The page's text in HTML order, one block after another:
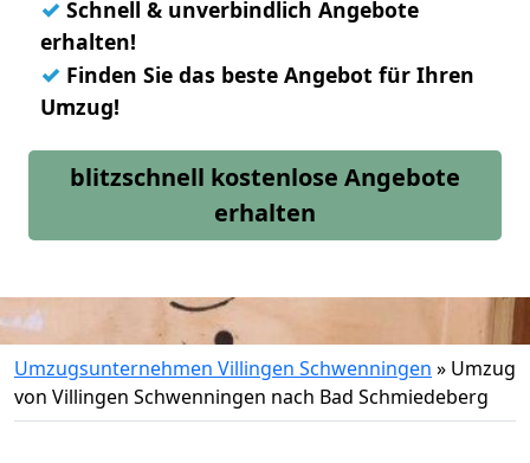
✓ Schnell & unverbindlich Angebote
erhalten!
✓ Finden Sie das beste Angebot für Ihren
Umzug!
blitzschnell kostenlose Angebote
erhalten
Umzugsunternehmen Villingen Schwenningen » Umzug
von Villingen Schwenningen nach Bad Schmiedeberg